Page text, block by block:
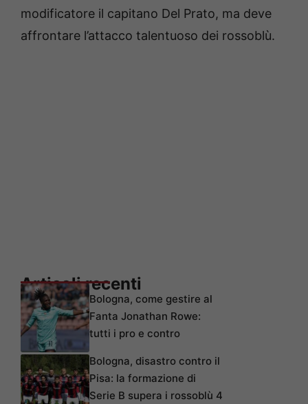
modificatore il capitano Del Prato, ma deve
affrontare l’attacco talentuoso dei rossoblù.
Articoli recenti
Bologna, come gestire al
Fanta Jonathan Rowe:
tutti i pro e contro
Bologna, disastro contro il
Pisa: la formazione di
Serie B supera i rossoblù 4